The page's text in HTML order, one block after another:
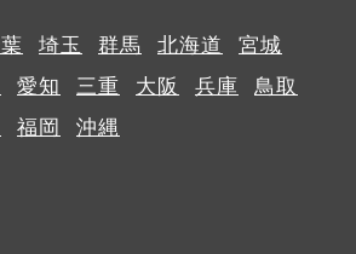
埼玉 群馬 北海道
宮城
愛知 三重 大阪 兵庫
鳥取
福岡 沖縄